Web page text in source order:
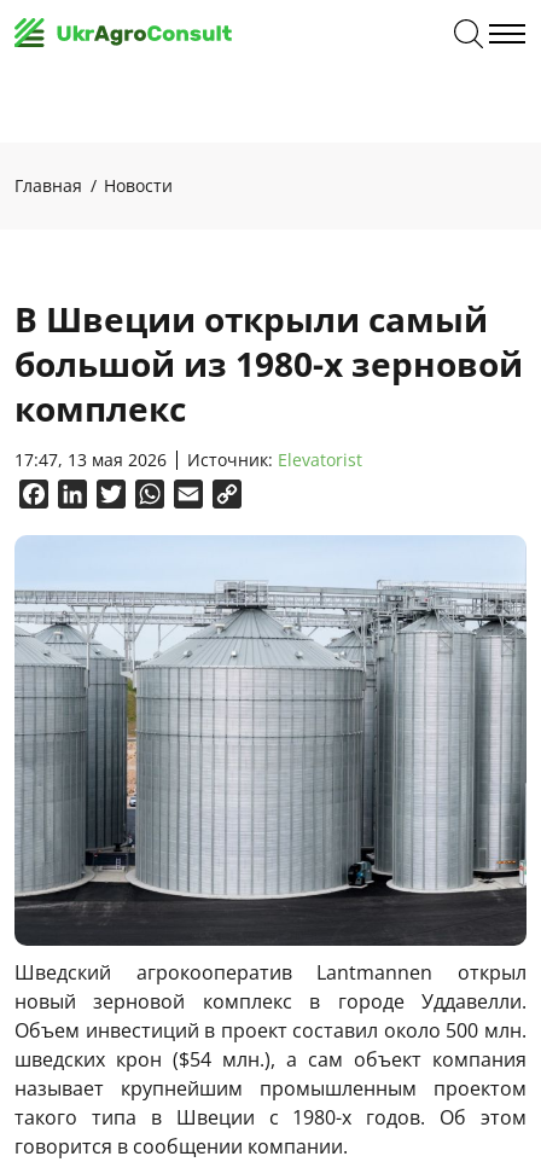
Главная Новости
В Швеции открыли самый
большой из 1980-х зерновой
комплекс
17:47, 13 мая 2026 Источник: Elevatorist
FacebookLinkedInTwitterWhatsApp
Email
Шведский агрокооператив Lantmannen открыл
новый зерновой комплекс в городе Уддавелли.
Объем инвестиций в проект составил около 500 млн.
шведских крон ($54 млн.), а сам объект компания
называет крупнейшим промышленным проектом
такого типа в Швеции с 1980-х годов. Об этом
говорится в сообщении компании.